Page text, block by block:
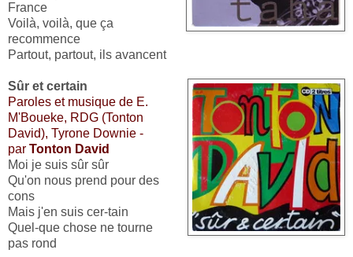
France
Voilà, voilà, que ça
recommence
Partout, partout, ils avancent
Sûr et certain
Paroles et musique de E.
M'Boueke, RDG (Tonton
David), Tyrone Downie -
par Tonton David
Moi je suis sûr sûr
Qu'on nous prend pour des
cons
Mais j'en suis cer-tain
Quel-que chose ne tourne
pas rond